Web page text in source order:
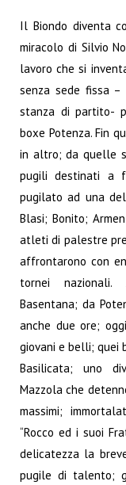
Il Biondo diventa
miracolo di Silvio
lavoro che si
senza sede fissa
stanza di partito-
boxe Potenza. Fin
in altro; da quelle
pugili destinati a
pugilato ad una
Blasi; Bonito;
atleti di palestre
affrontarono con
tornei nazionali.
Basentana; da
anche due ore;
giovani e belli; quei
Basilicata; uno
Mazzola che
massimi;
“Rocco ed i suoi
delicatezza la
pugile di talento;